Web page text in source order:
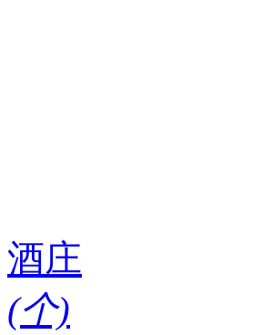
酒庄
(个)